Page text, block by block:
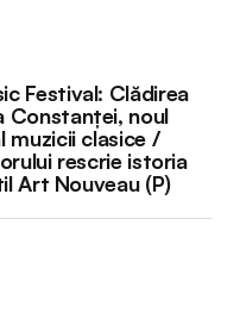
Festival: Clădirea
Constanței, noul
muzicii clasice /
rescrie istoria
Art Nouveau (P)